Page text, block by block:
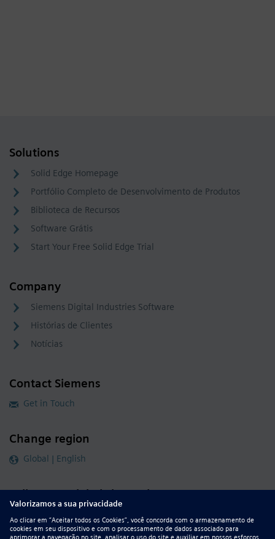
Solutions
Solid Edge Homepage
Portfólio Completo de Desenvolvimento de Produtos
Biblioteca de Recursos
Software Grátis
Start Your Free Solid Edge Trial
Company
Siemens Digital Industries Software
Histórias de Clientes
Notícias
Contact Siemens
Get in Touch
Change region
Global | English
Follow our global channels